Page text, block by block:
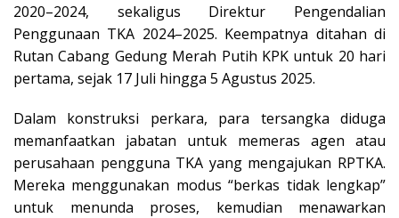
2020–2024, sekaligus Direktur Pengendalian
Penggunaan TKA 2024–2025. Keempatnya ditahan di
Rutan Cabang Gedung Merah Putih KPK untuk 20 hari
pertama, sejak 17 Juli hingga 5 Agustus 2025.
Dalam konstruksi perkara, para tersangka diduga
memanfaatkan jabatan untuk memeras agen atau
perusahaan pengguna TKA yang mengajukan RPTKA.
Mereka menggunakan modus “berkas tidak lengkap”
untuk menunda proses, kemudian menawarkan